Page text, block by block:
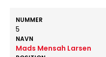
NUMMER
5
NAVN
Mads Mensah Larsen